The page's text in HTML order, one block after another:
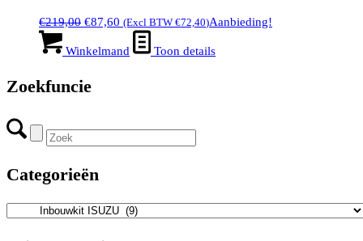
€219,00 Oorspronkelijke
was:
€87,60 Huidige
prijs
is:
(Excl BTW €72,40)Aanbieding!
Winkelmand Toon details
Zoekfuncie
Categorieën